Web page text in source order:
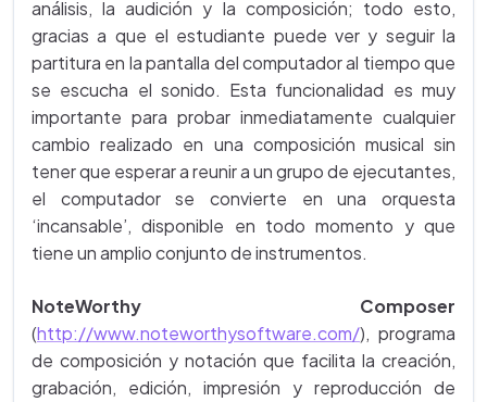
análisis, la audición y la composición; todo esto,
gracias a que el estudiante puede ver y seguir la
partitura en la pantalla del computador al tiempo que
se escucha el sonido. Esta funcionalidad es muy
importante para probar inmediatamente cualquier
cambio realizado en una composición musical sin
tener que esperar a reunir a un grupo de ejecutantes,
el computador se convierte en una orquesta
‘incansable’, disponible en todo momento y que
tiene un amplio conjunto de instrumentos.
NoteWorthy Composer
(http://www.noteworthysoftware.com/), programa
de composición y notación que facilita la creación,
grabación, edición, impresión y reproducción de